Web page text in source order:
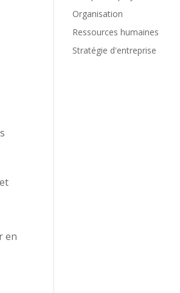
en
Organisation
Ressources humaines
Stratégie d'entreprise